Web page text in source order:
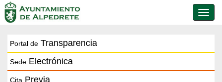
de
Portal de Transparencia
Sede Electrónica
Cita Previa